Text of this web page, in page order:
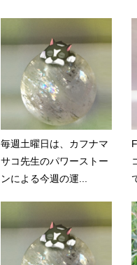
毎週土曜日は、カフナマ
サコ先生のパワーストー
ンによる今週の運...